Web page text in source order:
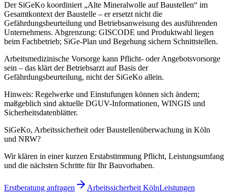
Der SiGeKo koordiniert „Alte Mineralwolle auf Baustellen“ im
Gesamtkontext der Baustelle – er ersetzt nicht die
Gefährdungsbeurteilung und Betriebsanweisung des ausführenden
Unternehmens. Abgrenzung: GISCODE und Produktwahl liegen
beim Fachbetrieb; SiGe-Plan und Begehung sichern Schnittstellen.
Arbeitsmedizinische Vorsorge kann Pflicht- oder Angebotsvorsorge
sein – das klärt der Betriebsarzt auf Basis der
Gefährdungsbeurteilung, nicht der SiGeKo allein.
Hinweis: Regelwerke und Einstufungen können sich ändern;
maßgeblich sind aktuelle DGUV-Informationen, WINGIS und
Sicherheitsdatenblätter.
SiGeKo, Arbeitssicherheit oder Baustellenüberwachung in Köln
und NRW?
Wir klären in einer kurzen Erstabstimmung Pflicht, Leistungsumfang
und die nächsten Schritte für Ihr Bauvorhaben.
Erstberatung anfragen Arbeitssicherheit KölnLeistungen